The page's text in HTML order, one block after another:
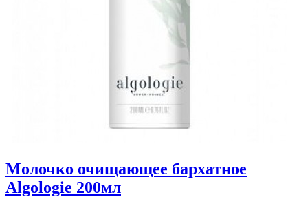
Молочко очищающее бархатное
Algologie 200мл